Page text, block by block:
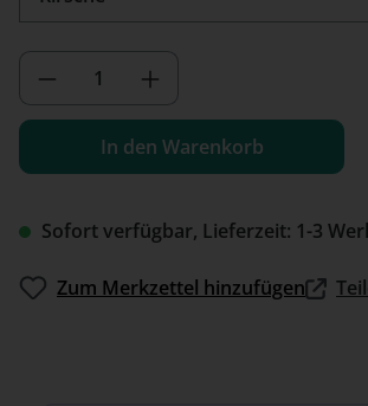
Sofort verfügbar, Lieferzeit: 1-3
Produkt Anzahl: Gib den
In den Warenkorb
Zum Merkzettel hinzufügen